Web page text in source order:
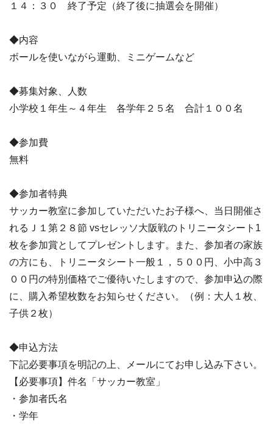
１４：３０ 終了予定（終了後に抽選会を開催）
◆内容
ボールを使いながら運動、ミニゲームなど
◆募集対象、人数
小学校１年生～４年生 各学年２５名 合計１００名
◆参加費
無料
◆参加者特典
サッカー教室に参加していただいたお子様へ、当日開催さ
れるＪ１第２８節 vsセレッソ大阪戦のトリニータシート1
枚を参加賞としてプレゼントします。また、参加者の家族
の方にも、トリニータシート一般１，５００円、小中高３
００円の特別価格でご優待いたしますので、参加申込の際
に、購入希望枚数をお知らせください。（例：大人１枚、
子供２枚）
◆申込方法
下記必要事項を明記の上、メールにてお申し込み下さい。
【必要事項】件名「サッカー教室」
・参加者氏名
・学年